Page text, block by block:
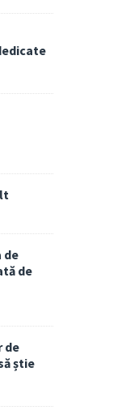
de
de
de
știe